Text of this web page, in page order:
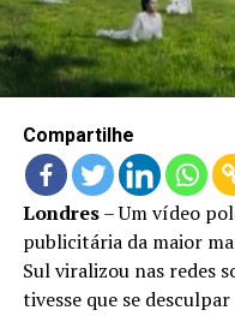
Compartilhe
Londres– Um vídeo
publicitária da maior
Sul viralizou nas redes
tivesse que se